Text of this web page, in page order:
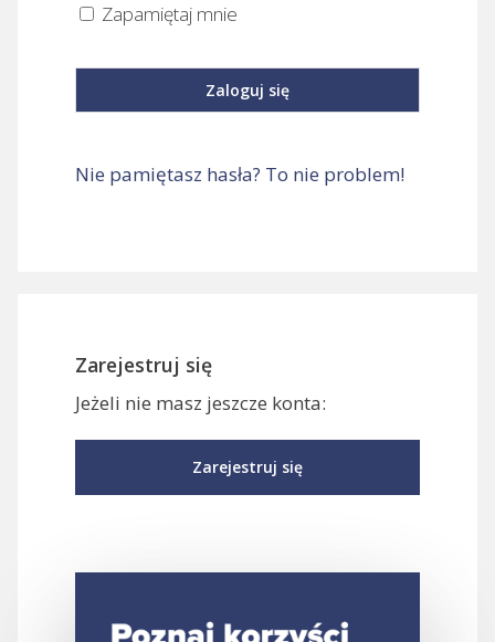
Zapamiętaj mnie
Nie pamiętasz hasła? To nie problem!
Zarejestruj się
Jeżeli nie masz jeszcze konta:
Zarejestruj się